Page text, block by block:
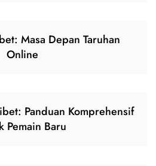
Masa Depan Taruhan
Online
Panduan Komprehensif
Pemain Baru